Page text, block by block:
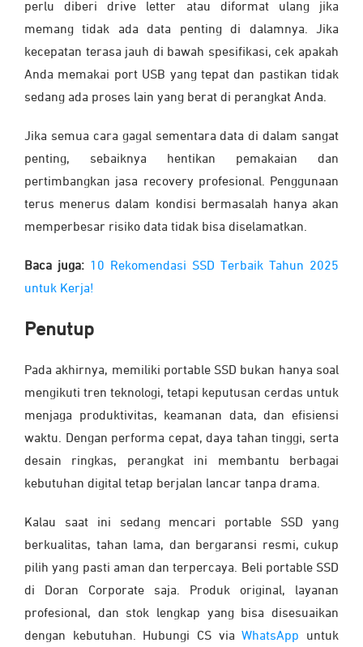
perlu diberi drive letter atau diformat ulang jika
memang tidak ada data penting di dalamnya. Jika
kecepatan terasa jauh di bawah spesifikasi, cek apakah
Anda memakai port USB yang tepat dan pastikan tidak
sedang ada proses lain yang berat di perangkat Anda.
Jika semua cara gagal sementara data di dalam sangat
penting, sebaiknya hentikan pemakaian dan
pertimbangkan jasa recovery profesional. Penggunaan
terus menerus dalam kondisi bermasalah hanya akan
memperbesar risiko data tidak bisa diselamatkan.
Baca juga: 10 Rekomendasi SSD Terbaik Tahun 2025
untuk Kerja!
Penutup
Pada akhirnya, memiliki portable SSD bukan hanya soal
mengikuti tren teknologi, tetapi keputusan cerdas untuk
menjaga produktivitas, keamanan data, dan efisiensi
waktu. Dengan performa cepat, daya tahan tinggi, serta
desain ringkas, perangkat ini membantu berbagai
kebutuhan digital tetap berjalan lancar tanpa drama.
Kalau saat ini sedang mencari portable SSD yang
berkualitas, tahan lama, dan bergaransi resmi, cukup
pilih yang pasti aman dan terpercaya. Beli portable SSD
di Doran Corporate saja. Produk original, layanan
profesional, dan stok lengkap yang bisa disesuaikan
dengan kebutuhan. Hubungi CS viaWhatsApp untuk